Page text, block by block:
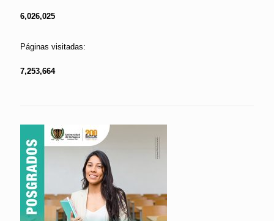
6,026,025
Páginas visitadas:
7,253,664